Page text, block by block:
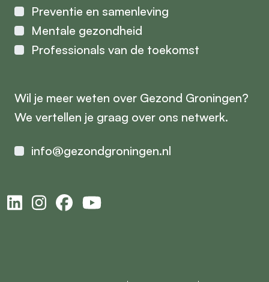
Preventie en samenleving
Mentale gezondheid
Professionals van de toekomst
Wil je meer weten over Gezond Groningen?
We vertellen je graag over ons netwerk.
info@gezondgroningen.nl